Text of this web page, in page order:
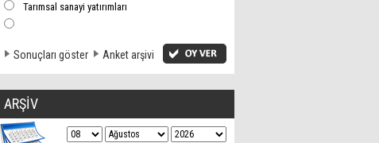
Tarımsal sanayi yatırımları
Sonuçları göster Anket arşivi
ARŞİV